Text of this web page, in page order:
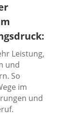
Leistung,
und
So
im
und